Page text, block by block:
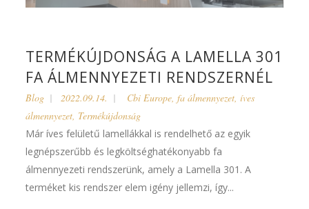
TERMÉKÚJDONSÁG A LAMELLA 301
FA ÁLMENNYEZETI RENDSZERNÉL
Blog 2022.09.14. Cbi Europe,fa álmennyezet,íves
álmennyezet, Termékújdonság
Már íves felületű lamellákkal is rendelhető az egyik
legnépszerűbb és legköltséghatékonyabb fa
álmennyezeti rendszerünk, amely a Lamella 301. A
terméket kis rendszer elem igény jellemzi, így...